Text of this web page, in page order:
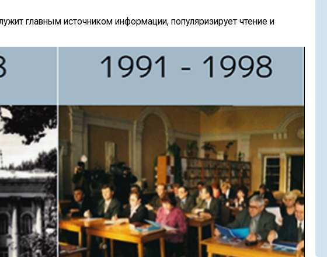
главным источником информации, популяризирует чтение и